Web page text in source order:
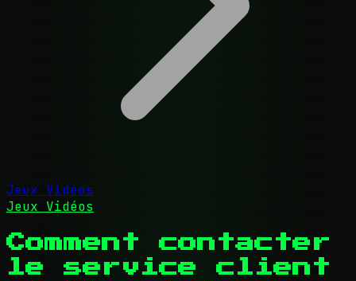
Jeux Vidéos
Jeux Vidéos
Comment contacter
le service client